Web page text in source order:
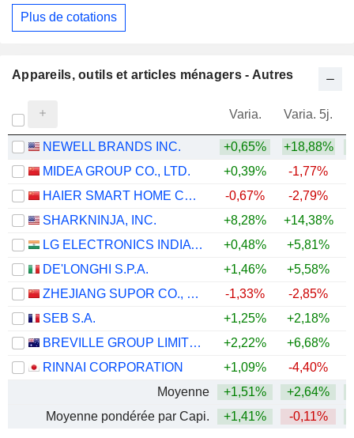
Plus de cotations
Appareils, outils et articles ménagers - Autres
Varia. Varia. 5j.
NEWELL BRANDS INC. +0,65% +18,88%
MIDEA GROUP CO., LTD.
+0,39% -1,77%
HAIER SMART HOME CO., LTD.
-0,67% -2,79%
SHARKNINJA, INC.
+8,28% +14,38%
LG ELECTRONICS INDIA LIMITED
+0,48%
+5,81%
DE'LONGHI S.P.A.
+1,46% +5,58%
ZHEJIANG SUPOR CO., LTD.
-1,33% -2,85%
SEB S.A.
+1,25% +2,18%
BREVILLE GROUP LIMITED
+2,22% +6,68%
RINNAI CORPORATION
+1,09% -4,40%
Moyenne
+1,51% +2,64%
Moyenne pondérée par Capi.
+1,41% -0,11%